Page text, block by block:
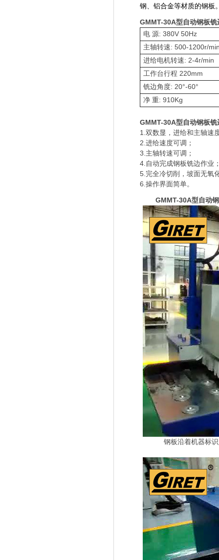
钢、铝合金等材质的钢板
GMMT-30A型自动钢板铣
电 源: 380V 50Hz
主轴转速: 500-1200r/
进给电机转速: 2-4r/min
工作台行程 220mm
铣边角度: 20°-60°
净 重: 910Kg
GMMT-30A型自动钢板
1.双数显，进给和主轴速
2.进给速度可调；
3.主轴转速可调；
4.自动完成钢板铣边作业
5.完全冷切削，坡面无氧
6.操作界面简单。
GMMT-30A型自动
钢板沿着机器标